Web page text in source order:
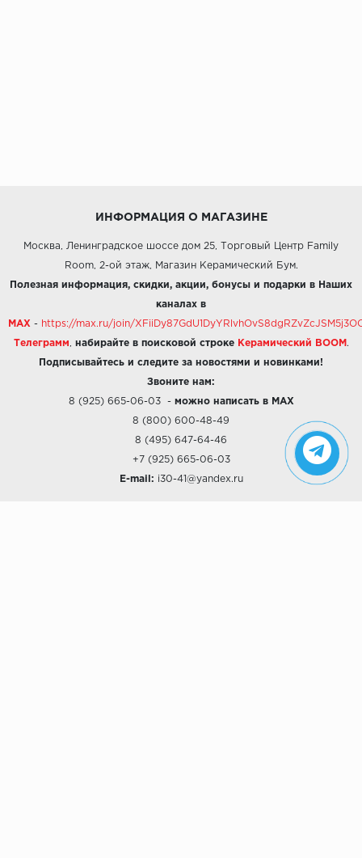
ИНФОРМАЦИЯ О МАГАЗИНЕ
Москва, Ленинградское шоссе дом 25, Торговый Центр Family
Room, 2-ой этаж, Магазин Керамический Бум.
Полезная информация, скидки, акции, бонусы и подарки в Наших
каналах в
MAX - https://max.ru/join/
Телеграмм набирайте в поисковой строке Керамический BOOM .
Подписывайтесь и следите за новостями и новинками!
Звоните нам:
8 (925) 665-06-03- можно написать в MAX
8 (800) 600-48-49
8 (495) 647-64-46
+7 (925) 665-06-03
E-mail: i30-41@yandex.ru